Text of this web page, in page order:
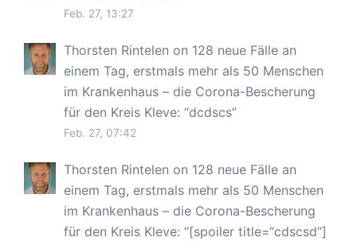
Feb. 27, 13:27
Thorsten Rintelen on 128 neue Fälle an
einem Tag, erstmals mehr als 50 Menschen
im Krankenhaus – die Corona-Bescherung
für den Kreis Kleve: “dcdscs”
Feb. 27, 07:42
Thorsten Rintelen on 128 neue Fälle an
einem Tag, erstmals mehr als 50 Menschen
im Krankenhaus – die Corona-Bescherung
für den Kreis Kleve: “[spoiler title=“cdscsd“]